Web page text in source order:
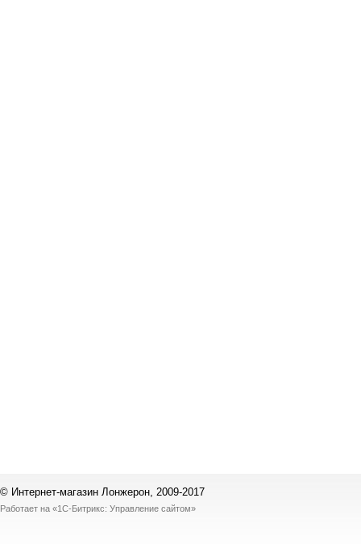
© Интернет-магазин Лонжерон, 2009-2017
Работает на «1С-Битрикс: Управление сайтом»